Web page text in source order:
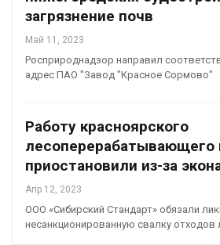
загрязнение почв
Май 11, 2023
Росприроднадзор направил
адрес ПАО "Завод "Красное Сормово"
Работу красноярского
лесоперерабатывающего
приостановили из-за
Апр 12, 2023
ООО «Сибирский Стандарт» обязали
несанкционированную свалку отходов